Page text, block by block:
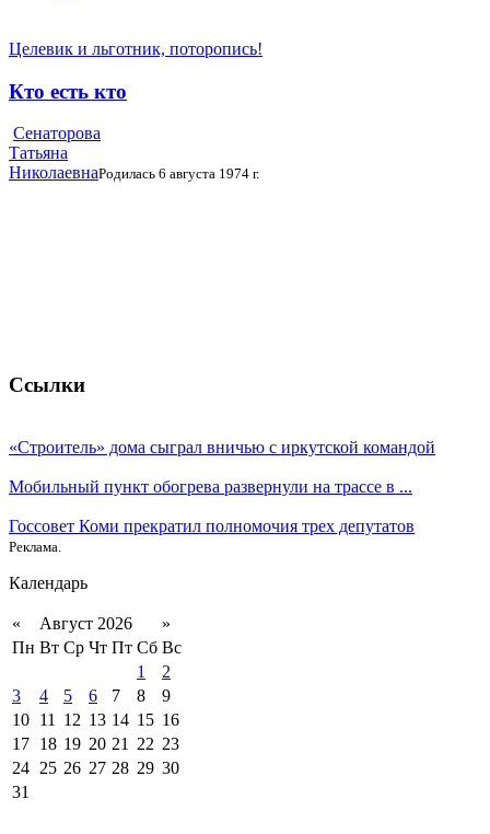
Целевик и льготник, поторопись!
Кто есть кто
Сенаторова
Татьяна
НиколаевнаРодилась 6 августа 1974 г.
Ссылки
«Строитель» дома сыграл вничью с иркутской командой
Мобильный пункт обогрева развернули на трассе в ...
Госсовет Коми прекратил полномочия трех депутатов
Реклама.
Календарь
« Август 2026
»
Пн Вт Ср Чт Пт Сб Вс
1
2
3
4 5 6 7 8
9
10 11 12 13 14 15 16
17 18 19 20 21 22 23
24 25 26 27 28 29 30
31